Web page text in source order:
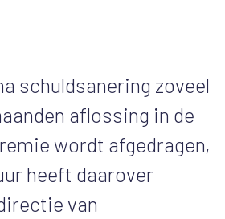
schuldsanering zoveel
aflossing in de
wordt afgedragen,
heeft daarover
van